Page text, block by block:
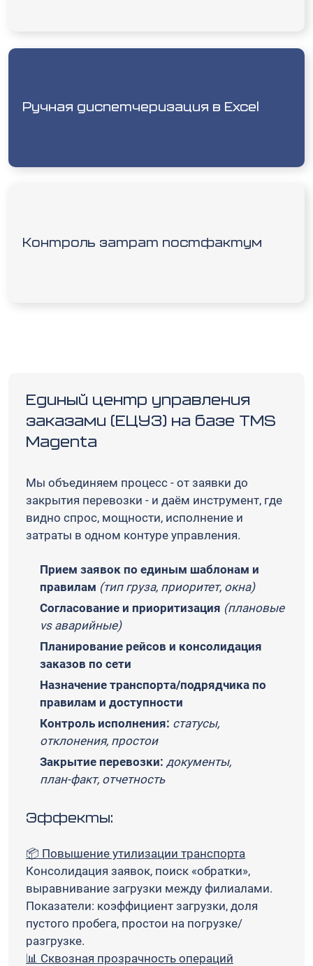
Ручная диспетчеризация в Excel
Контроль затрат постфактум
Единый центр управления
заказами (ЕЦУЗ) на базе TMS
Magenta
Мы объединяем процесс - от заявки до
закрытия перевозки - и даём инструмент, где
видно спрос, мощности, исполнение и
затраты в одном контуре управления.
Прием заявок по единым шаблонам и
правилам (тип груза, приоритет, окна)
Согласование и приоритизация (плановые
vs аварийные)
Планирование рейсов и консолидация
заказов по сети
Назначение транспорта/подрядчика по
правилам и доступности
Контроль исполнения: статусы,
отклонения, простои
Закрытие перевозки: документы,
план‑факт, отчетность
Эффекты:
📦 Повышение утилизации транспорта
Консолидация заявок, поиск «обратки»,
выравнивание загрузки между филиалами.
Показатели: коэффициент загрузки, доля
пустого пробега, простои на погрузке/
разгрузке.
📊 Сквозная прозрачность операций